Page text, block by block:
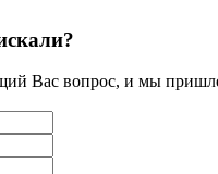
Вас вопрос, и мы